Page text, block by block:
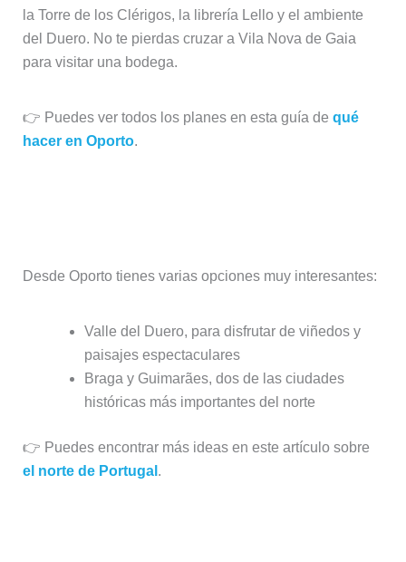
la Torre de los Clérigos, la librería Lello y el ambiente
del Duero. No te pierdas cruzar a Vila Nova de Gaia
para visitar una bodega.
👉 Puedes ver todos los planes en esta guía de qué
hacer en Oporto.
Desde Oporto tienes varias opciones muy interesantes:
Valle del Duero, para disfrutar de viñedos y
paisajes espectaculares
Braga y Guimarães, dos de las ciudades
históricas más importantes del norte
👉 Puedes encontrar más ideas en este artículo sobre
el norte de Portugal .